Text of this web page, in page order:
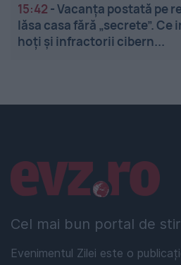
15:42 -Vacanța postată pe
lăsa casa fără „secrete”.
hoți și infractorii cibern...
Cel mai bun portal de
Evenimentul Zilei este o
Linkuri utile